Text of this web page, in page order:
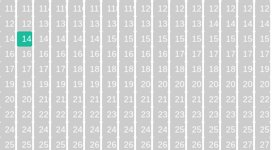
112
113 114 115 116 117 118 119 120 121 122 123 124 125 126
128
129 130 131 132 133 134 135 136 137 138 139 140 141 142
144
145 146 147 148 149 150 151 152 153 154 155 156 157 158
160
161 162 163 164 165 166 167 168 169 170 171 172 173 174
176
177 178 179 180 181 182 183 184 185 186 187 188 189 190
192
193 194 195 196 197 198 199 200 201 202 203 204 205 206
208
209 210 211 212 213 214 215 216 217 218 219 220 221 222
224
225 226 227 228 229 230 231 232 233 234 235 236 237 238
240
241 242 243 244 245 246 247 248 249 250 251 252 253 254
256
257 258 259 260 261 262 263 264 265 266 267 268 269 270